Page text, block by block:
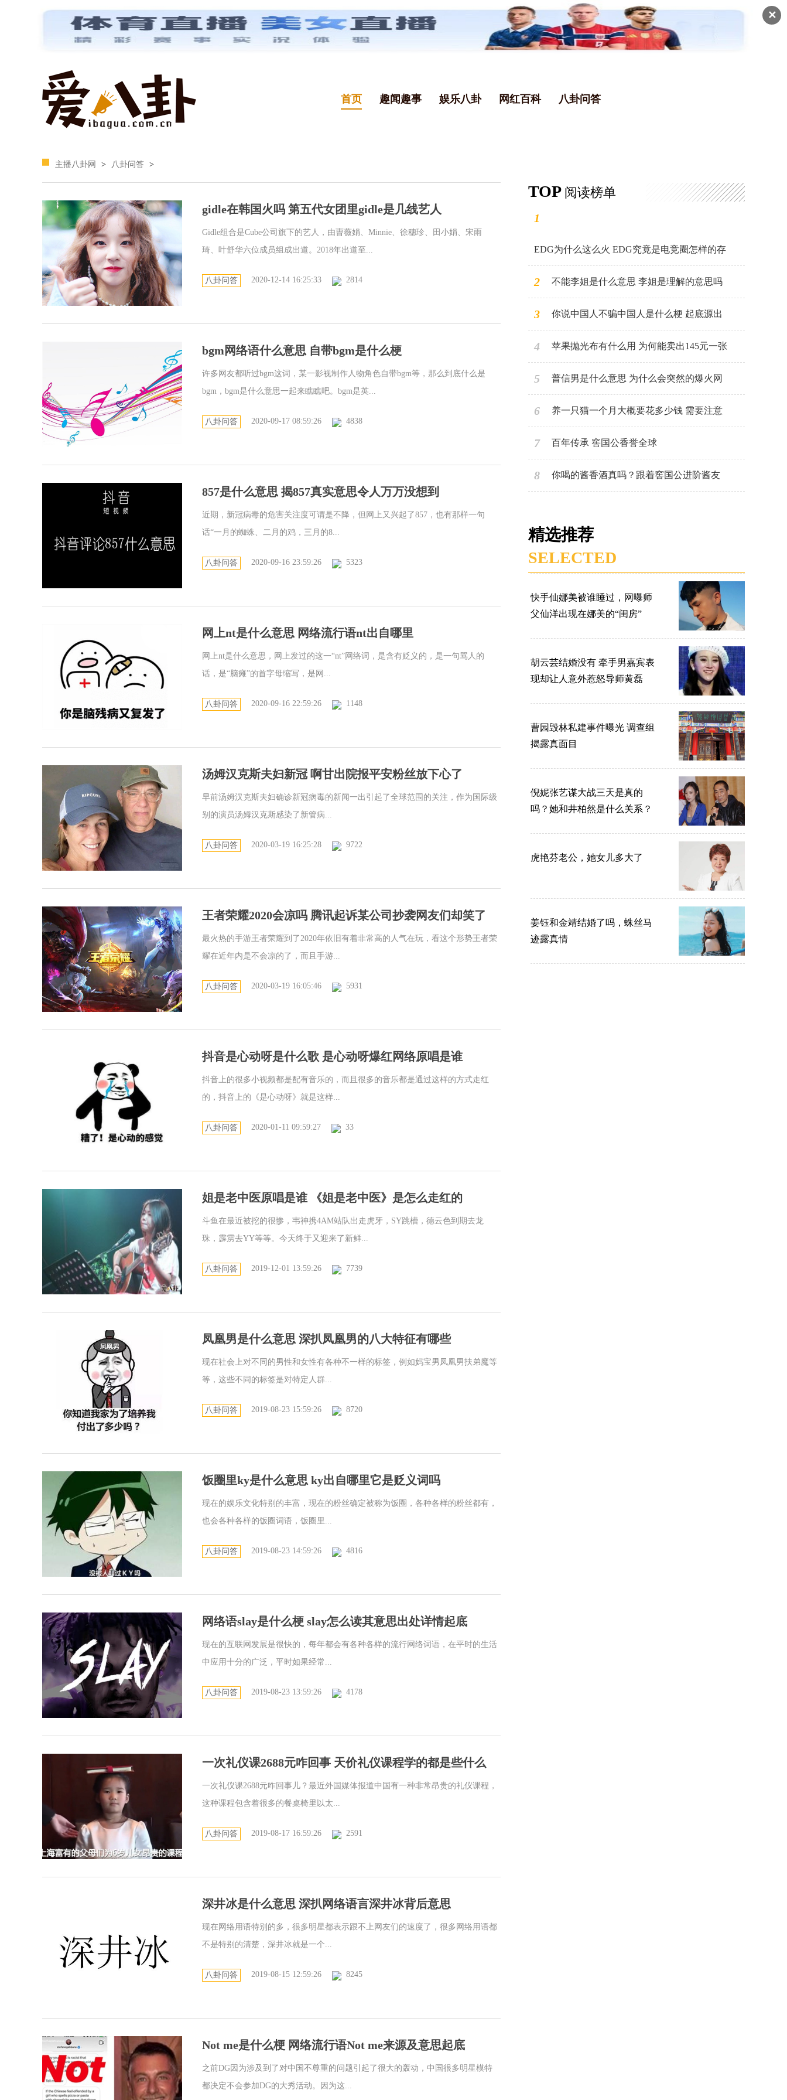
✕
首页 趣闻趣事 娱乐八卦 网红百科 八卦问答
主播八卦网 > 八卦问答 >
gidle在韩国火吗 第五代女团里gidle是几线艺人
Gidle组合是Cube公司旗下的艺人，由曺薇娟、Minnie、徐穗珍、田小娟、宋雨
琦、叶舒华六位成员组成出道。2018年出道至...
八卦问答 2020-12-14 16:25:33 2814
bgm网络语什么意思 自带bgm是什么梗
许多网友都听过bgm这词，某一影视制作人物角色自带bgm等，那么到底什么是
bgm，bgm是什么意思一起来瞧瞧吧。bgm是英...
八卦问答 2020-09-17 08:59:26 4838
857是什么意思 揭857真实意思令人万万没想到
近期，新冠病毒的危害关注度可谓是不降，但网上又兴起了857，也有那样一句
话“一月的蜘蛛、二月的鸡，三月的8...
八卦问答 2020-09-16 23:59:26 5323
网上nt是什么意思 网络流行语nt出自哪里
网上nt是什么意思，网上发过的这一“nt”网络词，是含有贬义的，是一句骂人的
话，是“脑瘫”的首字母缩写，是网...
八卦问答 2020-09-16 22:59:26 1148
汤姆汉克斯夫妇新冠 啊甘出院报平安粉丝放下心了
早前汤姆汉克斯夫妇确诊新冠病毒的新闻一出引起了全球范围的关注，作为国际级
别的演员汤姆汉克斯感染了新管病...
八卦问答 2020-03-19 16:25:28 9722
王者荣耀2020会凉吗 腾讯起诉某公司抄袭网友们却笑了
最火热的手游王者荣耀到了2020年依旧有着非常高的人气在玩，看这个形势王者荣
耀在近年内是不会凉的了，而且手游...
八卦问答 2020-03-19 16:05:46 5931
抖音是心动呀是什么歌 是心动呀爆红网络原唱是谁
抖音上的很多小视频都是配有音乐的，而且很多的音乐都是通过这样的方式走红
的，抖音上的《是心动呀》就是这样...
八卦问答 2020-01-11 09:59:27 33
姐是老中医原唱是谁 《姐是老中医》是怎么走红的
斗鱼在最近被挖的很惨，韦神携4AM站队出走虎牙，SY跳槽，德云色到期去龙
珠，霹雳去YY等等。今天终于又迎来了新鲜...
八卦问答 2019-12-01 13:59:26 7739
凤凰男是什么意思 深扒凤凰男的八大特征有哪些
现在社会上对不同的男性和女性有各种不一样的标签，例如妈宝男凤凰男扶弟魔等
等，这些不同的标签是对特定人群...
八卦问答 2019-08-23 15:59:26 8720
饭圈里ky是什么意思 ky出自哪里它是贬义词吗
现在的娱乐文化特别的丰富，现在的粉丝确定被称为饭圈，各种各样的粉丝都有，
也会各种各样的饭圈词语，饭圈里...
八卦问答 2019-08-23 14:59:26 4816
网络语slay是什么梗 slay怎么读其意思出处详情起底
现在的互联网发展是很快的，每年都会有各种各样的流行网络词语，在平时的生活
中应用十分的广泛，平时如果经常...
八卦问答 2019-08-23 13:59:26 4178
一次礼仪课2688元咋回事 天价礼仪课程学的都是些什么
一次礼仪课2688元咋回事儿？最近外国媒体报道中国有一种非常昂贵的礼仪课程，
这种课程包含着很多的餐桌椅里以太...
八卦问答 2019-08-17 16:59:26 2591
深井冰是什么意思 深扒网络语言深井冰背后意思
现在网络用语特别的多，很多明星都表示跟不上网友们的速度了，很多网络用语都
不是特别的清楚，深井冰就是一个...
八卦问答 2019-08-15 12:59:26 8245
Not me是什么梗 网络流行语Not me来源及意思起底
之前DG因为涉及到了对中国不尊重的问题引起了很大的轰动，中国很多明星模特
都决定不会参加DG的大秀活动。因为这...
TOP 阅读榜单
1
EDG为什么这么火 EDG究竟是电竞圈怎样的存
2 不能李姐是什么意思 李姐是理解的意思吗
3 你说中国人不骗中国人是什么梗 起底源出
4 苹果抛光布有什么用 为何能卖出145元一张
5 普信男是什么意思 为什么会突然的爆火网
6 养一只猫一个月大概要花多少钱 需要注意
7 百年传承 窖国公香誉全球
8 你喝的酱香酒真吗？跟着窖国公进阶酱友
精选推荐
SELECTED
快手仙娜美被谁睡过，网曝师
父仙洋出现在娜美的“闺房”
胡云芸结婚没有 牵手男嘉宾表
现却让人意外惹怒导师黄磊
曹园毁林私建事件曝光 调查组
揭露真面目
倪妮张艺谋大战三天是真的
吗？她和井柏然是什么关系？
虎艳芬老公，她女儿多大了
姜钰和金靖结婚了吗，蛛丝马
迹露真情